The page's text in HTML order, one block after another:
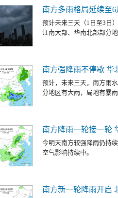
南方多雨格局延续至
预计未来三天（1日至3日
江南大部、华南北部部分
南方强降雨不停歇 华
预计，未来三天，南方雨
分地区有大雨，局地有暴
南方降雨一轮接一轮
今明天南方较强降雨仍持
空气影响持续中。
南方新一轮降雨开启